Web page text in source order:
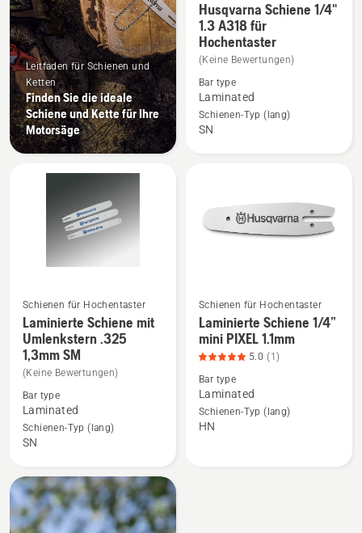
Leitfaden für Schienen und
Ketten
Finden Sie die ideale
Schiene und Kette für Ihre
Motorsäge
Mehr
Details
zu
Husqvarna
Schiene
1/4"
1.3 A318
Husqvarna Schiene 1/4"
1.3 A318 für
Hochentaster
(Keine Bewertungen)
Bar type
Laminated
Schienen-Typ (lang)
SN
Mehr
Details
Laminierte
Schiene
mit
Umlenkstern
1,3mm
SM
anzeigen
Schienen für Hochentaster
Laminierte Schiene mit
Umlenkstern .325
1,3mm SM
(Keine Bewertungen)
Bar type
Laminated
Schienen-Typ (lang)
SN
Mehr
Details
zu
Laminierte
Schiene
1/4”
Schienen für Hochentaster
Laminierte Schiene 1/4”
mini PIXEL 1.1mm
5.0 (1)
Bar type
Laminated
Schienen-Typ (lang)
HN